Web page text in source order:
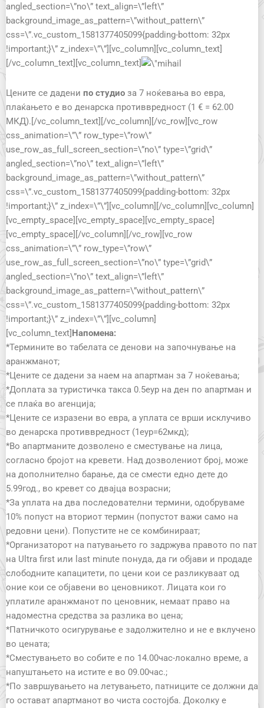
angled_section=\”no\” text_align=\”left\”
background_image_as_pattern=\”without_pattern\”
css=\”.vc_custom_1581377405099{padding-bottom: 32px
!important;}\” z_index=\”\”][vc_column][vc_column_text]
[/vc_column_text][vc_column_text]
Цените се дадени по студио за 7 ноќевања во евра,
плаќањето е во денарска противвредност (1 € = 62.00
МКД).[/vc_column_text][/vc_column][/vc_row][vc_row
css_animation=\”\” row_type=\”row\”
use_row_as_full_screen_section=\”no\” type=\”grid\”
angled_section=\”no\” text_align=\”left\”
background_image_as_pattern=\”without_pattern\”
css=\”.vc_custom_1581377405099{padding-bottom: 32px
!important;}\” z_index=\”\”][vc_column][/vc_column][vc_column]
[vc_empty_space][vc_empty_space][vc_empty_space]
[vc_empty_space][/vc_column][/vc_row][vc_row
css_animation=\”\” row_type=\”row\”
use_row_as_full_screen_section=\”no\” type=\”grid\”
angled_section=\”no\” text_align=\”left\”
background_image_as_pattern=\”without_pattern\”
css=\”.vc_custom_1581377405099{padding-bottom: 32px
!important;}\” z_index=\”\”][vc_column]
[vc_column_text]Напомена:
*Термините во табелата се денови на започнување на
аранжманот;
*Цените се дадени за наем на апартман за 7 ноќевања;
*Доплата за туристичка такса 0.5еур на ден по апартман и
се плаќа во агенција;
*Цените се изразени во евра, а уплата се врши исклучиво
во денарска противвредност (1еур=62мкд);
*Во апартманите дозволено е сместување на лица,
согласно бројот на кревети. Над дозволениот број, може
на дополнително барање, да се смести едно дете до
5.99год., во кревет со двајца возрасни;
*За уплата на два последователни термини, одобруваме
10% попуст на вториот термин (попустот важи само на
редовни цени). Попустите не се комбинираат;
*Организаторот на патувањето го задржува правото по пат
на Ultra first или last minute понуда, да ги објави и продаде
слободните капацитети, по цени кои се разликуваат од
оние кои се објавени во ценовникот. Лицата кои го
уплатиле аранжманот по ценовник, немаат право на
надоместна средства за разлика во цена;
*Патничкото осигурување е задолжително и не е вклучено
во цената;
*Сместувањето во собите е по 14.00час-локално време, а
напуштањето на истите е во 09.00час.;
*По завршувањето на летувањето, патниците се должни да
го остават апартманот во чиста состојба. Доколку е